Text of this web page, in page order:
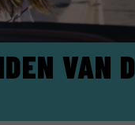
VAN